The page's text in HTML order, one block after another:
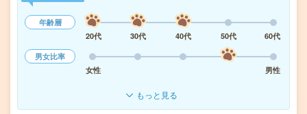
年齢層
20代
30代 40代 50代
60代
男女比率
女性
男性
もっと見る